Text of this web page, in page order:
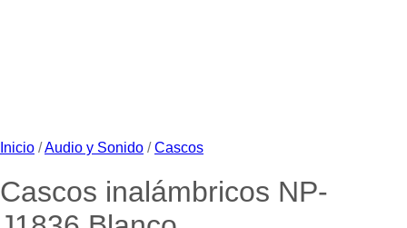
Inicio /Audio y Sonido / Cascos
Cascos inalámbricos NP-